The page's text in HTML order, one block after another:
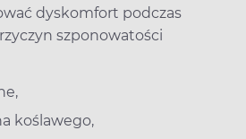
dyskomfort podczas
szponowatości
koślawego,